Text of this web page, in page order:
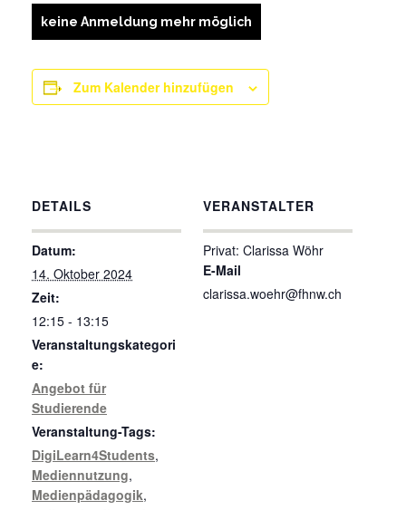
keine Anmeldung mehr möglich
Zum Kalender hinzufügen
DETAILS
Datum:
14. Oktober 2024
Zeit:
12:15 - 13:15
Veranstaltungskategori
e:
Angebot für
Studierende
Veranstaltung-Tags:
DigiLearn4Students,
Mediennutzung,
Medienpädagogik,
VERANSTALTER
Privat: Clarissa Wöhr
E-Mail
clarissa.woehr@fhnw.ch